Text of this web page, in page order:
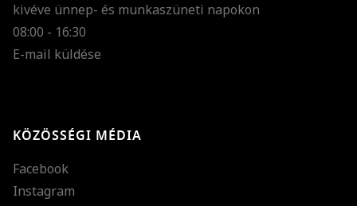
kivéve ünnep- és munkaszüneti napokon
08:00 - 16:30
E-mail küldése
KÖZÖSSÉGI MÉDIA
Facebook
Instagram